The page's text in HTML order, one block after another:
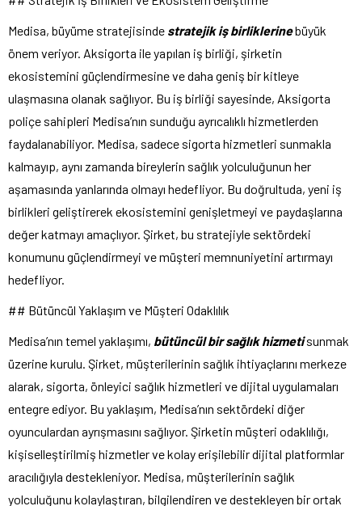
Medisa, büyüme stratejisinde stratejik iş birliklerinebüyük
önem veriyor. Aksigorta ile yapılan iş birliği, şirketin
ekosistemini güçlendirmesine ve daha geniş bir kitleye
ulaşmasına olanak sağlıyor. Bu iş birliği sayesinde, Aksigorta
poliçe sahipleri Medisa’nın sunduğu ayrıcalıklı hizmetlerden
faydalanabiliyor. Medisa, sadece sigorta hizmetleri sunmakla
kalmayıp, aynı zamanda bireylerin sağlık yolculuğunun her
aşamasında yanlarında olmayı hedefliyor. Bu doğrultuda, yeni iş
birlikleri geliştirerek ekosistemini genişletmeyi ve paydaşlarına
değer katmayı amaçlıyor. Şirket, bu stratejiyle sektördeki
konumunu güçlendirmeyi ve müşteri memnuniyetini artırmayı
hedefliyor.
## Bütüncül Yaklaşım ve Müşteri Odaklılık
Medisa’nın temel yaklaşımı, bütüncül bir sağlık hizmetisunmak
üzerine kurulu. Şirket, müşterilerinin sağlık ihtiyaçlarını merkeze
alarak, sigorta, önleyici sağlık hizmetleri ve dijital uygulamaları
entegre ediyor. Bu yaklaşım, Medisa’nın sektördeki diğer
oyunculardan ayrışmasını sağlıyor. Şirketin müşteri odaklılığı,
kişiselleştirilmiş hizmetler ve kolay erişilebilir dijital platformlar
aracılığıyla destekleniyor. Medisa, müşterilerinin sağlık
yolculuğunu kolaylaştıran, bilgilendiren ve destekleyen bir ortak